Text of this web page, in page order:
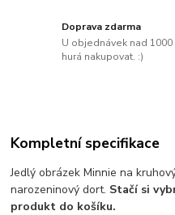
Doprava zdarma
U objednávek nad
hurá nakupovat. :)
Kompletní specifikace
Jedlý obrázek Minnie na
narozeninový dort. Stačí si
produkt do košíku.